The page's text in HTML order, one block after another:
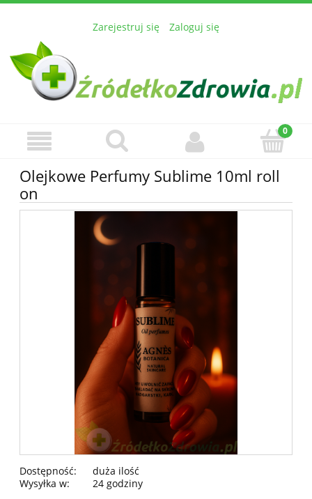
Zarejestruj się Zaloguj się
Olejkowe Perfumy Sublime 10ml roll
on
Dostępność:
duża ilość
Wysyłka w:
24 godziny